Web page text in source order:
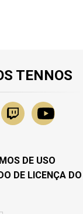
TENNOS
DE USO
DE LICENÇA DO